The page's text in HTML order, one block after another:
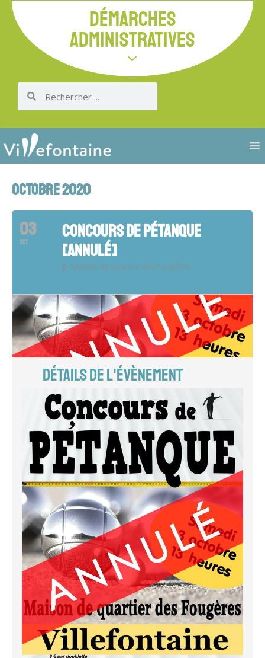
DÉMARCHES
ADMINISTRATIVES
OCTOBRE 2020
03
OCT
CONCOURS DE PÉTANQUE
[ANNULÉ]
Maison de quartier des Fougères
DÉTAILS DE L'ÉVÈNEMENT